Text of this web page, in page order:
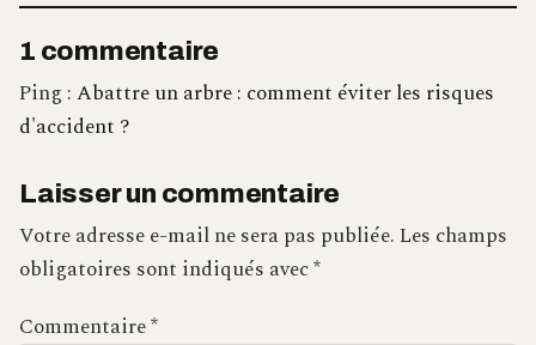
1 commentaire
Ping :Abattre un arbre : comment éviter les risques
d'accident ?
Laisser un commentaire
Votre adresse e-mail ne sera pas publiée.Les champs
obligatoires sont indiqués avec*
Commentaire*